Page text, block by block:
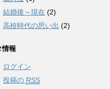
結婚後～現在 (2)
高校時代の思い出 (2)
情報
ログイン
投稿の RSS